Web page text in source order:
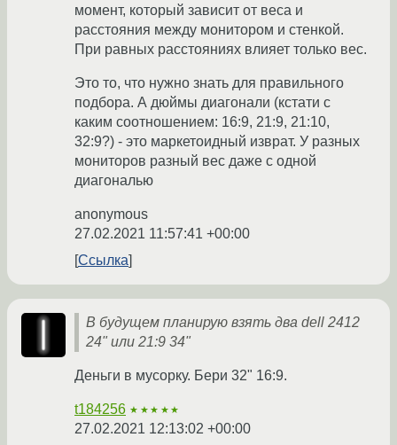
момент, который зависит от веса и
расстояния между монитором и стенкой.
При равных расстояниях влияет только вес.
Это то, что нужно знать для правильного
подбора. А дюймы диагонали (кстати с
каким соотношением: 16:9, 21:9, 21:10,
32:9?) - это маркетоидный изврат. У разных
мониторов разный вес даже с одной
диагональю
anonymous
27.02.2021 11:57:41 +00:00
Ссылка
В будущем планирую взять два dell 2412
24" или 21:9 34"
Деньги в мусорку. Бери 32" 16:9.
t184256 ★★★★★
27.02.2021 12:13:02 +00:00